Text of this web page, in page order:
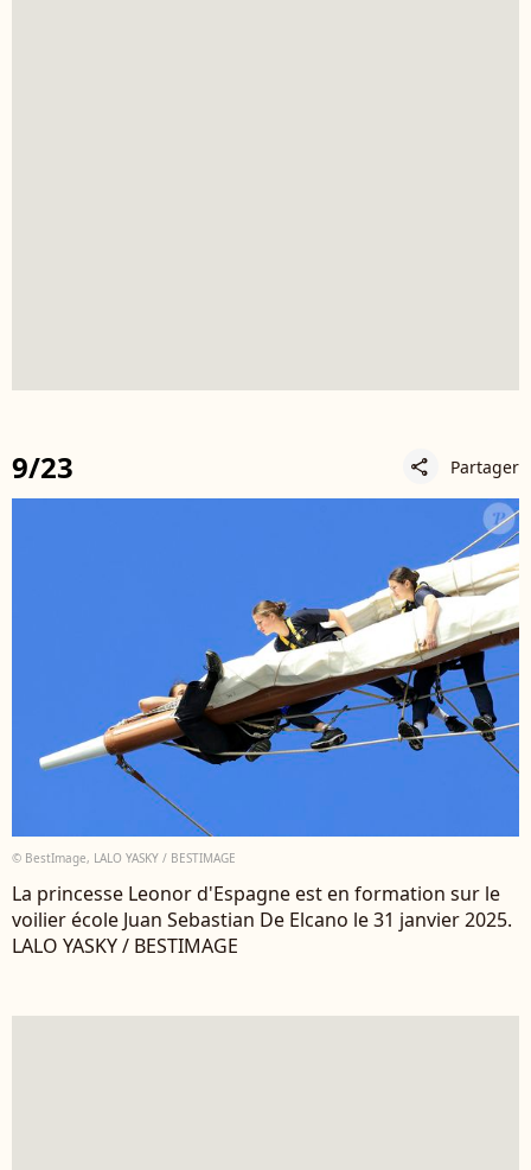
9/23 share Partager
© BestImage, LALO YASKY / BESTIMAGE
La princesse Leonor d'Espagne est en formation sur le
voilier école Juan Sebastian De Elcano le 31 janvier 2025.
LALO YASKY / BESTIMAGE